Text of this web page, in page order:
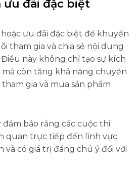
ưu đãi đặc biệt
ưu đãi đặc biệt để khuyến
tham gia và chia sẻ nội dung
này không chỉ tạo sự kích
còn tăng khả năng chuyển
gia và mua sản phẩm
đảm bảo rằng các cuộc thi
quan trực tiếp đến lĩnh vực
và có giá trị đáng chú ý đối với